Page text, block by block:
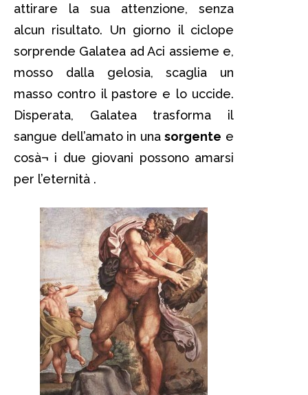
attirare la sua attenzione, senza
alcun risultato. Un giorno il ciclope
sorprende Galatea ad Aci assieme e,
mosso dalla gelosia, scaglia un
masso contro il pastore e lo uccide.
Disperata, Galatea trasforma il
sangue dell’amato in unasorgente e
cosà¬ i due giovani possono amarsi
per l’eternità .